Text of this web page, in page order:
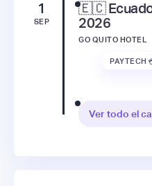
1
SEP
🇪🇨
2026
GO QUITO HOTEL
PAYTECH
Ver todo el